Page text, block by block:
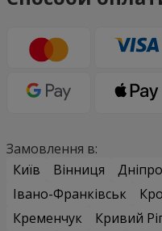
Замовлення в:
Київ
Вінниця Дніпро
Івано-Франківськ
Кременчук
Кривий